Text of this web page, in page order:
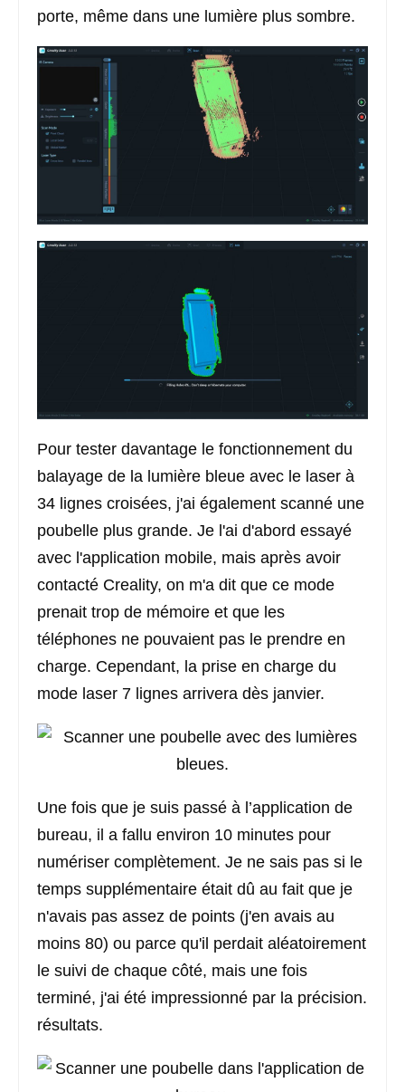
porte, même dans une lumière plus sombre.
Pour tester davantage le fonctionnement du
balayage de la lumière bleue avec le laser à
34 lignes croisées, j'ai également scanné une
poubelle plus grande. Je l'ai d'abord essayé
avec l'application mobile, mais après avoir
contacté Creality, on m'a dit que ce mode
prenait trop de mémoire et que les
téléphones ne pouvaient pas le prendre en
charge. Cependant, la prise en charge du
mode laser 7 lignes arrivera dès janvier.
Une fois que je suis passé à l’application de
bureau, il a fallu environ 10 minutes pour
numériser complètement. Je ne sais pas si le
temps supplémentaire était dû au fait que je
n'avais pas assez de points (j'en avais au
moins 80) ou parce qu'il perdait aléatoirement
le suivi de chaque côté, mais une fois
terminé, j'ai été impressionné par la précision.
résultats.